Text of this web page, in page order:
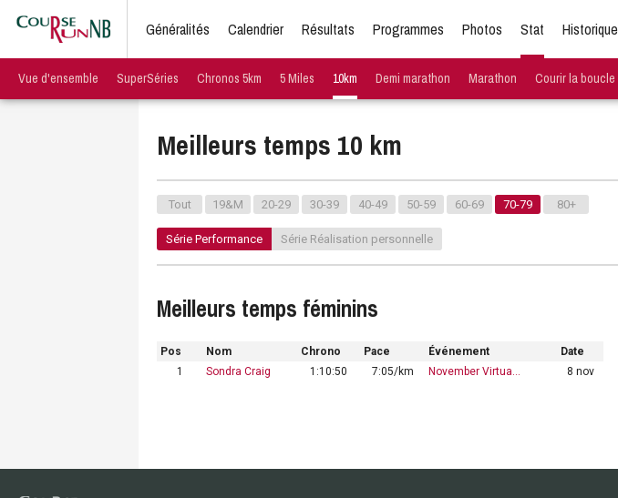
Généralités Calendrier Résultats Programmes Photos Stat Historique
Vue d'ensemble SuperSéries Chronos 5km 5 Miles 10km Demi marathon Marathon Courir la boucle
Meilleurs temps 10 km
Tout 19&M 20-29 30-39 40-49 50-59 60-69 70-79 80+
Série Performance Série Réalisation personnelle
Meilleurs temps féminins
Pos Nom Chrono Pace Événement
Date
1
Sondra Craig 1:10:50 7:05/km November Virtua… 8 nov